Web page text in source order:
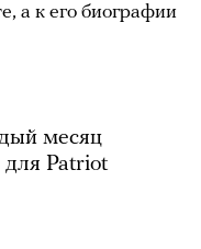
а к его биографии
месяц
для Patriot